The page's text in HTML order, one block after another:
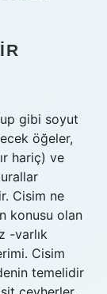
gibi soyut
öğeler,
hariç) ve
Cisim ne
konusu olan
-varlık
Cisim
temelidir